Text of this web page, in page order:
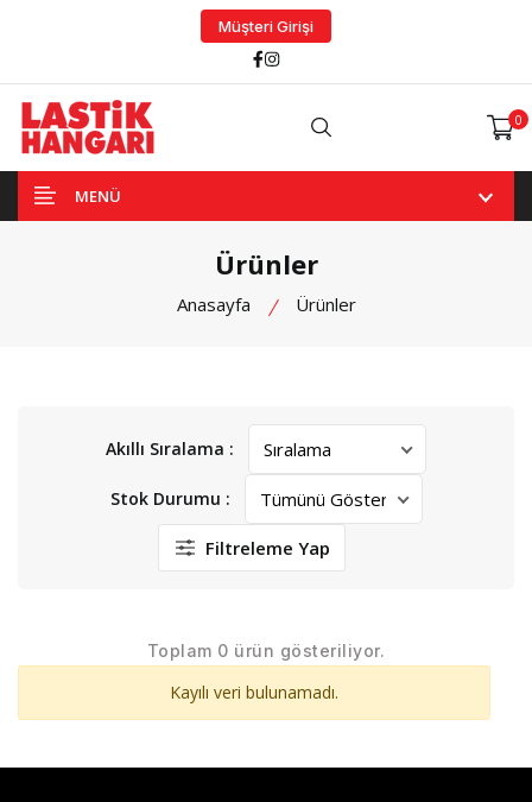
Müşteri Girişi
Facebook
Instagram
0
MENÜ
Ürünler
Anasayfa Ürünler
Akıllı Sıralama :
Stok Durumu :
Filtreleme Yap
Toplam 0 ürün gösteriliyor.
Kayılı veri bulunamadı.